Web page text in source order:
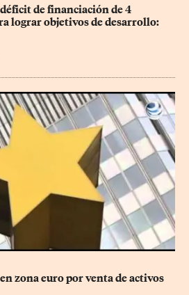
de financiación de 4
lograr objetivos de desarrollo:
zona euro por venta de activos